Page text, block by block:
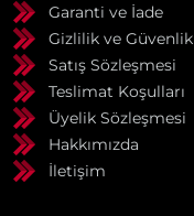
Garanti ve İade
Gizlilik ve Güvenlik
Satış Sözleşmesi
Teslimat Koşulları
Üyelik Sözleşmesi
Hakkımızda
İletişim